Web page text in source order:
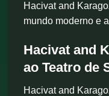
Hacivat and
mundo moderno e
Hacivat and
ao Teatro de
Hacivat and